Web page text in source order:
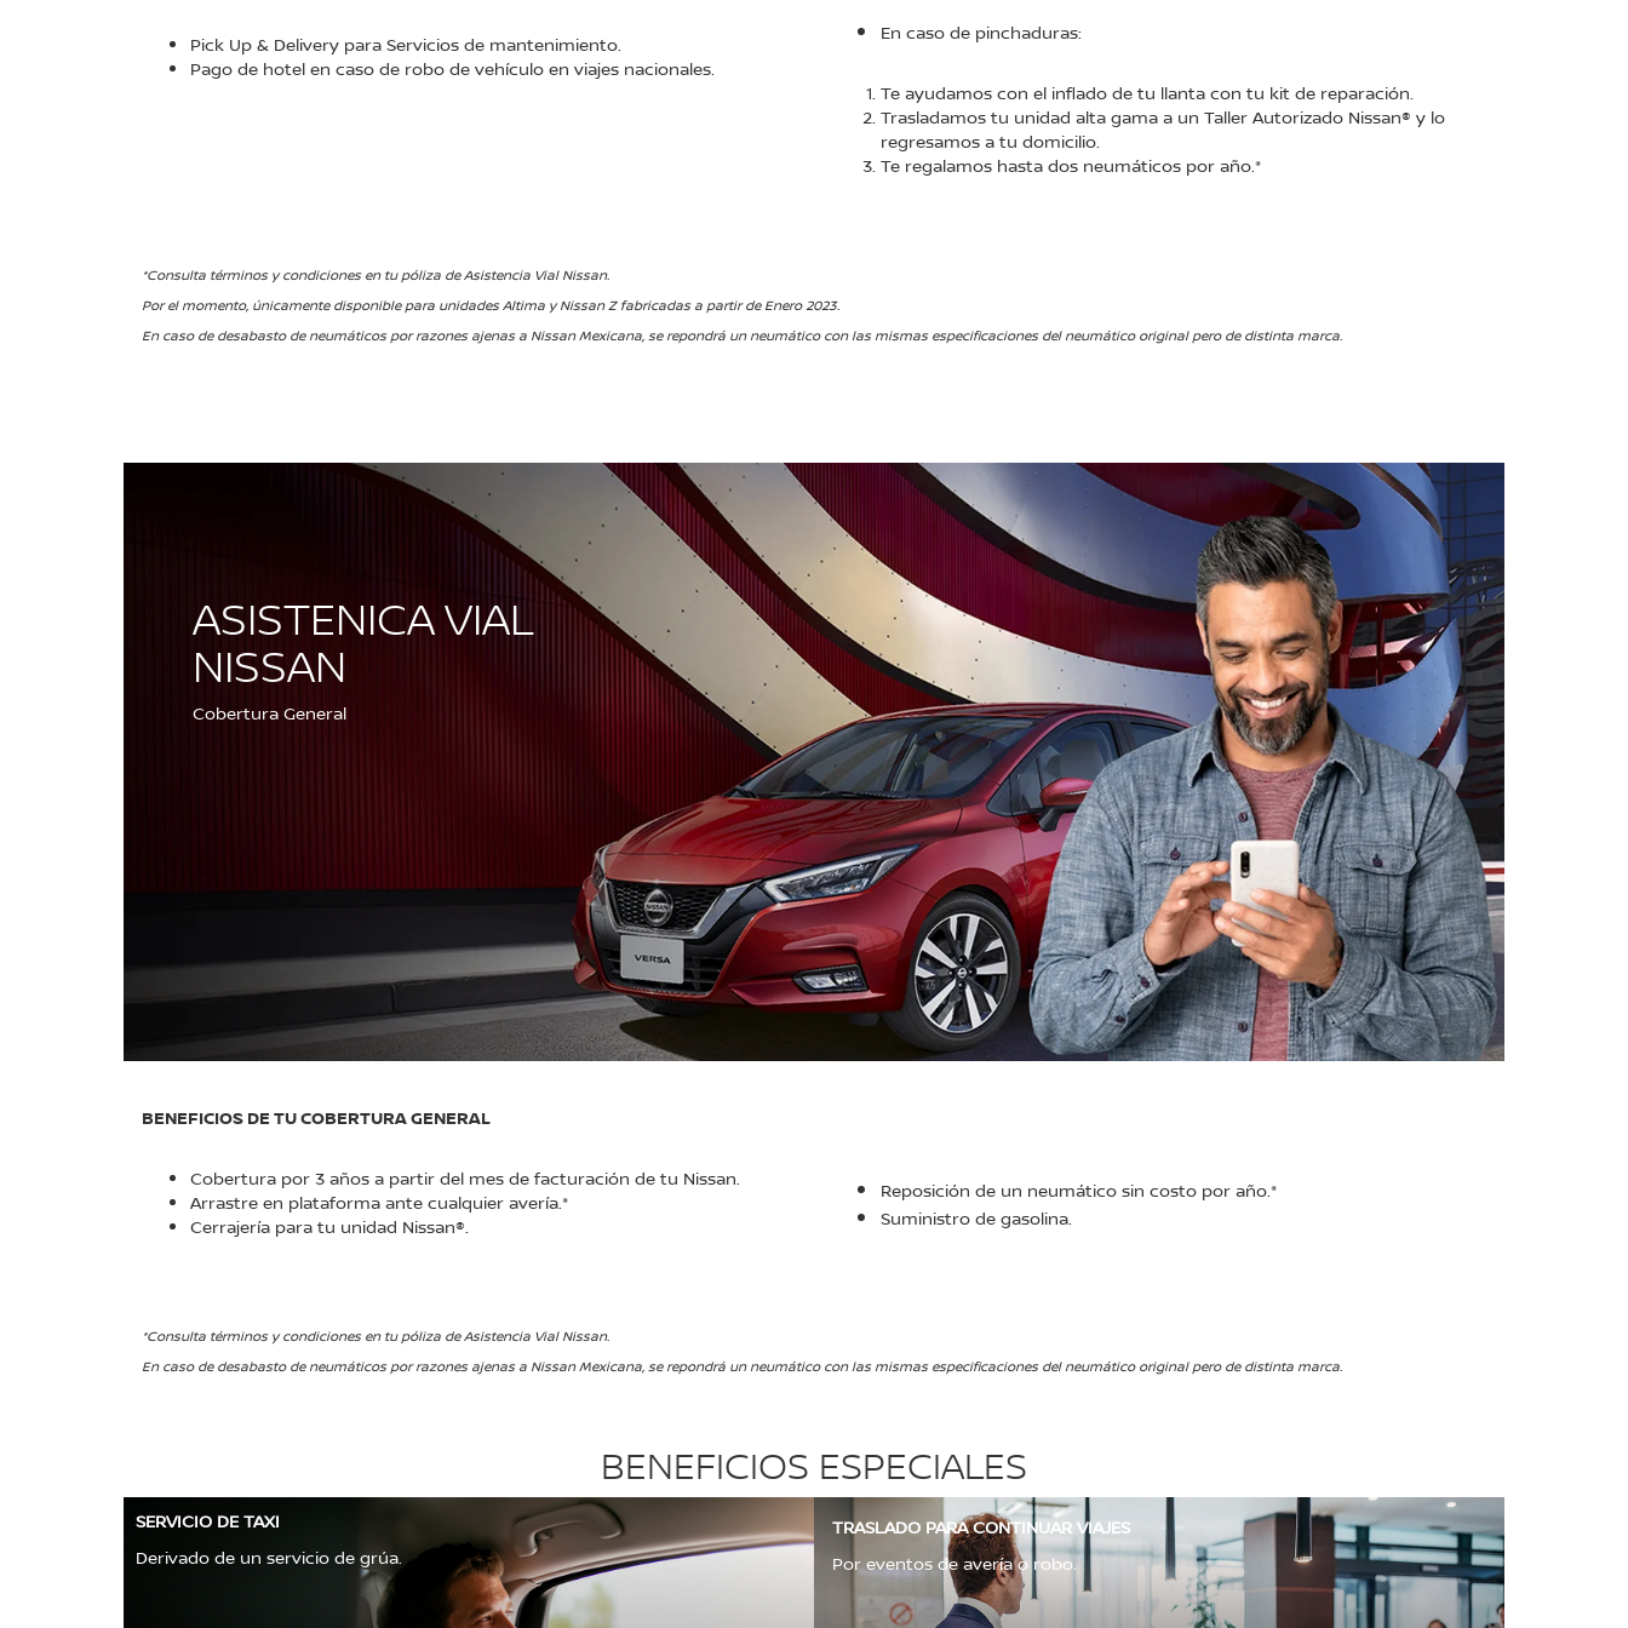
Pick Up & Delivery para Servicios de mantenimiento.
Pago de hotel en caso de robo de vehículo en viajes nacionales.
En caso de pinchaduras:
Te ayudamos con el inflado de tu llanta con tu kit de reparación.
Trasladamos tu unidad alta gama a un Taller Autorizado Nissan® y lo
regresamos a tu domicilio.
Te regalamos hasta dos neumáticos por año.*
*Consulta términos y condiciones en tu póliza de Asistencia Vial Nissan.
Por el momento, únicamente disponible para unidades Altima y Nissan Z fabricadas a partir de Enero 2023.
En caso de desabasto de neumáticos por razones ajenas a Nissan Mexicana, se repondrá un neumático con las mismas especificaciones del neumático original pero de distinta marca.
ASISTENICA VIAL
NISSAN
Cobertura General
BENEFICIOS DE TU COBERTURA GENERAL
Cobertura por 3 años a partir del mes de facturación de tu Nissan.
Arrastre en plataforma ante cualquier avería.*
Cerrajería para tu unidad Nissan®.
Reposición de un neumático sin costo por año.*
Suministro de gasolina.
*Consulta términos y condiciones en tu póliza de Asistencia Vial Nissan.
En caso de desabasto de neumáticos por razones ajenas a Nissan Mexicana, se repondrá un neumático con las mismas especificaciones del neumático original pero de distinta marca.
BENEFICIOS ESPECIALES
SERVICIO DE TAXI
Derivado de un servicio de grúa.
TRASLADO PARA CONTINUAR VIAJES
Por eventos de avería o robo.